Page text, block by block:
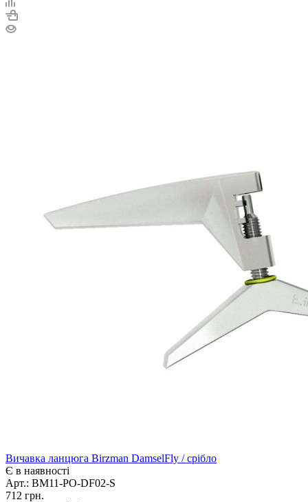
Вичавка ланцюга Birzman DamselFly / срібло
Є в наявності
Арт.: BM11-PO-DF02-S
712 грн.